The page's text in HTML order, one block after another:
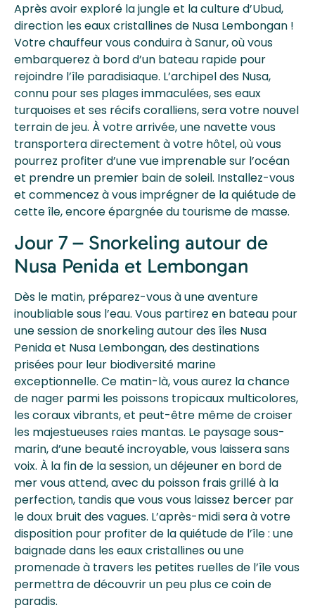
Après avoir exploré la jungle et la culture d’Ubud,
direction les eaux cristallines de Nusa Lembongan !
Votre chauffeur vous conduira à Sanur, où vous
embarquerez à bord d’un bateau rapide pour
rejoindre l’île paradisiaque. L’archipel des Nusa,
connu pour ses plages immaculées, ses eaux
turquoises et ses récifs coralliens, sera votre nouvel
terrain de jeu. À votre arrivée, une navette vous
transportera directement à votre hôtel, où vous
pourrez profiter d’une vue imprenable sur l’océan
et prendre un premier bain de soleil. Installez-vous
et commencez à vous imprégner de la quiétude de
cette île, encore épargnée du tourisme de masse.
Jour 7 – Snorkeling autour de
Nusa Penida et Lembongan
Dès le matin, préparez-vous à une aventure
inoubliable sous l’eau. Vous partirez en bateau pour
une session de snorkeling autour des îles Nusa
Penida et Nusa Lembongan, des destinations
prisées pour leur biodiversité marine
exceptionnelle. Ce matin-là, vous aurez la chance
de nager parmi les poissons tropicaux multicolores,
les coraux vibrants, et peut-être même de croiser
les majestueuses raies mantas. Le paysage sous-
marin, d’une beauté incroyable, vous laissera sans
voix. À la fin de la session, un déjeuner en bord de
mer vous attend, avec du poisson frais grillé à la
perfection, tandis que vous vous laissez bercer par
le doux bruit des vagues. L’après-midi sera à votre
disposition pour profiter de la quiétude de l’île : une
baignade dans les eaux cristallines ou une
promenade à travers les petites ruelles de l’île vous
permettra de découvrir un peu plus ce coin de
paradis.